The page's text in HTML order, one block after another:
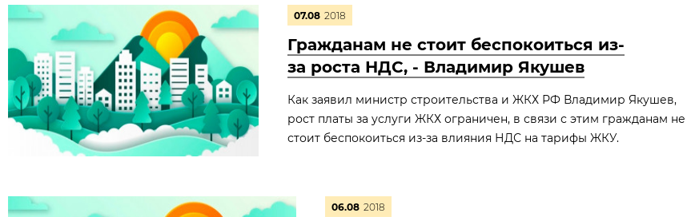
07.08 2018
Гражданам не стоит беспокоиться из-
за роста НДС, - Владимир Якушев
Как заявил министр строительства и ЖКХ РФ Владимир Якушев,
рост платы за услуги ЖКХ ограничен, в связи с этим гражданам не
стоит беспокоиться из-за влияния НДС на тарифы ЖКУ.
06.08 2018